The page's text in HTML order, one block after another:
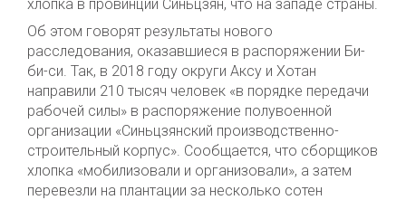
хлопка в провинции Синьцзян, что на западе страны.
Об этом говорят результаты нового
расследования, оказавшиеся в распоряжении Би-
би-си. Так, в 2018 году округи Аксу и Хотан
направили 210 тысяч человек «в порядке передачи
рабочей силы» в распоряжение полувоенной
организации «Синьцзянский производственно-
строительный корпус». Сообщается, что сборщиков
хлопка «мобилизовали и организовали», а затем
перевезли на плантации за несколько сотен